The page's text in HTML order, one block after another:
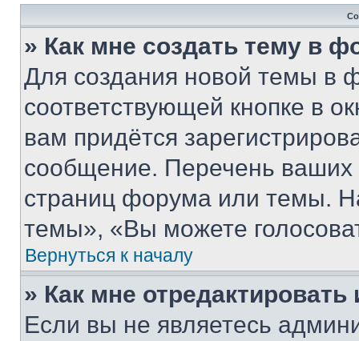
» Как мне создать тему в
Для создания новой темы в
соответствующей кнопке в
вам придётся
сообщение. Перечень ваших
страниц форума или темы.
темы», «Вы можете
Вернуться к началу
» Как мне
Если вы не являетесь